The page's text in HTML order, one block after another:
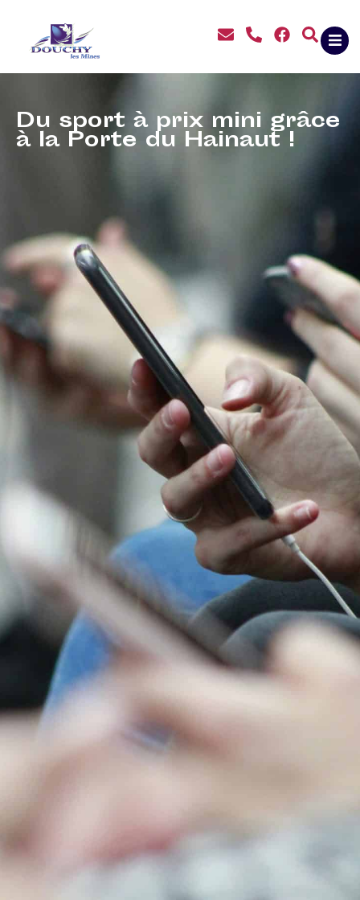
principal
Du sport à prix mini grâce
à la Porte du Hainaut !